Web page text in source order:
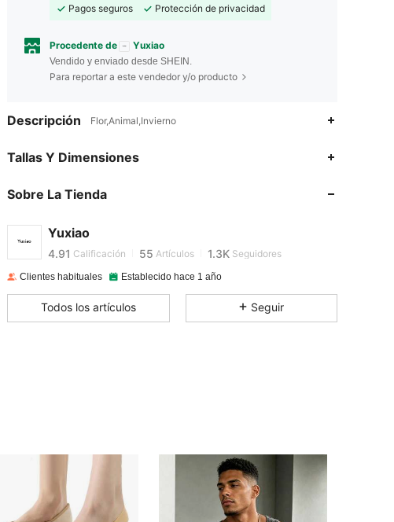
Pagos seguros
Protección de privacidad
Procedente de Yuxiao
Vendido y enviado desde SHEIN.
Para reportar a este vendedor y/o producto
Descripción Flor,Animal,Invierno
Tallas Y Dimensiones
Sobre La Tienda
Yuxiao
4.91 Calificación 55 Artículos 1.3K Seguidores
4.91 55 1.3K
4.91 1.3K
4.91 1.3K
Clientes habituales Establecido hace 1 año
Todos los artículos Seguir